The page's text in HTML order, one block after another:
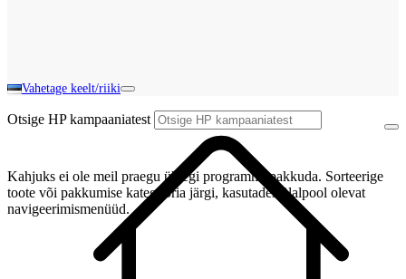
Vahetage keelt/riiki
Otsige HP kampaaniatest
Kahjuks ei ole meil praegu ühtegi programmi pakkuda. Sorteerige
toote või pakkumise kategooria järgi, kasutades ülalpool olevat
navigeerimismenüüd.